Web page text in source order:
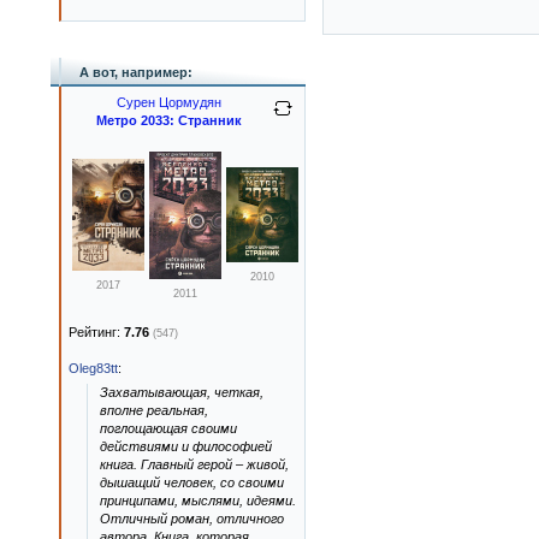
А вот, например:
Сурен Цормудян
Метро 2033: Странник
2017
2011
2010
Рейтинг: 7.76 (547)
Oleg83tt:
Захватывающая, четкая,
вполне реальная,
поглощающая своими
действиями и философией
книга. Главный герой – живой,
дышащий человек, со своими
принципами, мыслями, идеями.
Отличный роман, отличного